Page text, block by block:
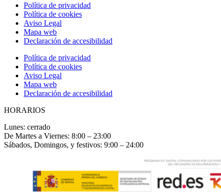
Política de privacidad
Política de cookies
Aviso Legal
Mapa web
Declaración de accesibilidad
Política de privacidad
Política de cookies
Aviso Legal
Mapa web
Declaración de accesibilidad
HORARIOS
Lunes: cerrado
De Martes a Viernes: 8:00 – 23:00
Sábados, Domingos, y festivos: 9:00 – 24:00